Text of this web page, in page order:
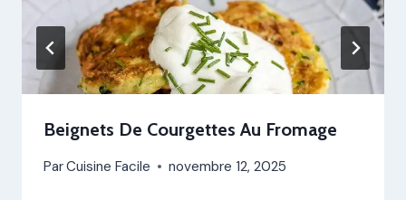
Beignets De Courgettes Au Fromage
ParCuisine Facile novembre 12, 2025